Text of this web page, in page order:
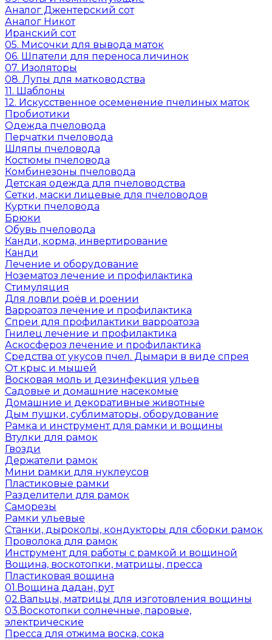
Аналог Джентерский сот
Аналог Никот
Иранский сот
05. Мисочки для вывода маток
06. Шпатели для переноса личинок
07. Изоляторы
08. Лупы для матководства
11. Шаблоны
12. Искусственное осеменение пчелиных маток
Пробиотики
Одежда пчеловода
Перчатки пчеловода
Шляпы пчеловода
Костюмы пчеловода
Комбинезоны пчеловода
Детская одежда для пчеловодства
Сетки, маски лицевые для пчеловодов
Куртки пчеловода
Брюки
Обувь пчеловода
Канди, корма, инвертирование
Канди
Лечение и оборудование
Нозематоз лечение и профилактика
Стимуляция
Для ловли роёв и роении
Варроатоз лечение и профилактика
Спреи для профилактики варроатоза
Гнилец лечение и профилактика
Аскосфероз лечение и профилактика
Средства от укусов пчел. Дымари в виде спрея
От крыс и мышей
Восковая моль и дезинфекция ульев
Садовые и домашние насекомые
Домашние и декоративные животные
Дым пушки, сублиматоры, оборудование
Рамка и инструмент для рамки и вощины
Втулки для рамок
Гвозди
Держатели рамок
Мини рамки для нуклеусов
Пластиковые рамки
Разделители для рамок
Саморезы
Рамки ульевые
Станки, дыроколы, кондукторы для сборки рамок
Проволока для рамок
Инструмент для работы с рамкой и вощиной
Вощина, воскотопки, матрицы, пресса
Пластиковая вощина
01.Вощина дадан, рут
02.Вальцы, матрицы для изготовления вощины
03.Воскотопки солнечные, паровые,
электрические
Пресса для отжима воска, сока